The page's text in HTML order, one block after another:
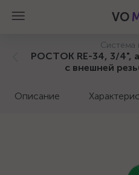
VO
Система
РОСТОК RE-34, 3/4",
с внешней
Описание